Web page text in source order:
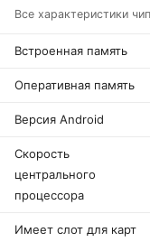
Все характеристики
Встроенная память
Оперативная память
Версия Android
Скорость
центрального
процессора
Имеет слот для карт